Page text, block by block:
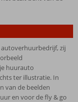
zij
huurauto
ter illustratie. In
van de beelden
en voor de fly & go